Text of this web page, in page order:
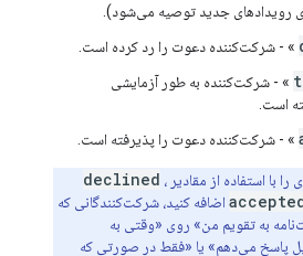
"type": string,
string ,
string
"width": integer ,
"display": string,
"preferences":
string
رویدادهای جدید توصیه می‌شود).
» - شرکت‌کننده دعوت را رد کرده است.
» - شرکت‌کننده به طور آزمایشی
است.
» - شرکت‌کننده دعوت را پذیرفته است.
را با استفاده از مقادیر declined ،
اضافه کنید، شرکت‌کنندگانی که
به تقویم من» روی «وقتی به
پاسخ می‌دهم» یا «فقط در صورتی که